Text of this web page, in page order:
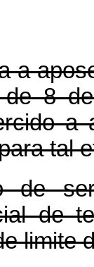
a
8
a
tal
de
de
limite